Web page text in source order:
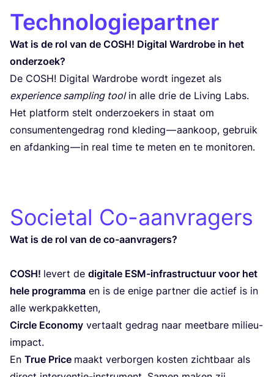
Technologiepartner
Wat is de rol van de COSH! Digi­tal War­dro­be in het
onderzoek?
De COSH! Digi­tal War­dro­be wordt inge­zet als
expe­rien­ce sam­pling toolin alle drie de Living Labs.
Het plat­form stelt onder­zoe­kers in staat om
con­su­men­ten­ge­drag rond kle­ding — aan­koop, gebruik
en afdan­king — in real time te meten en te monitoren.
Societal Co-aanvragers
Wat is de rol van de co-aan­vra­gers?
COSH! levert de digi­ta­le ESM-infras­truc­tuur voor het
hele pro­gram­ma en is de enige part­ner die actief is in
alle werkpakketten,
Cir­cle Eco­nomy ver­taalt gedrag naar meet­ba­re milieu-
impact.
En True Pri­ce maakt ver­bor­gen kos­ten zicht­baar als